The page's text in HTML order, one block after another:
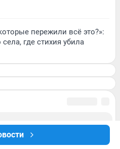
пережили всё это?»:
где стихия убила